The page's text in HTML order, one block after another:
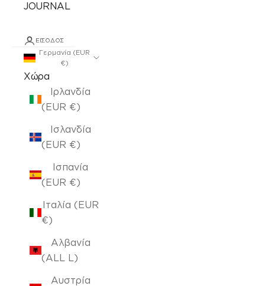
JOURNAL
ΕΊΣΟΔΟΣ
Γερμανία (EUR
€)
Χώρα
Ιρλανδία
(EUR €)
Ισλανδία
(EUR €)
Ισπανία
(EUR €)
Ιταλία (EUR
€)
Αλβανία
(ALL L)
Αυστρία